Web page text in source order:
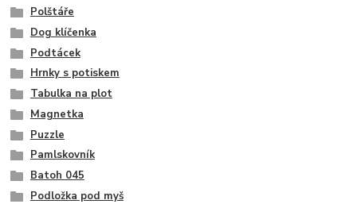
Polštáře
Dog klíčenka
Podtácek
Hrnky s potiskem
Tabulka na plot
Magnetka
Puzzle
Pamlskovník
Batoh 045
Podložka pod myš